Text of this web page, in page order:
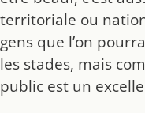
territoriale ou
gens que l’on
les stades, mais
public est un